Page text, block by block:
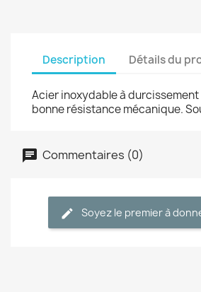
Description Détails du
Acier inoxydable à
bonne résistance mécanique.
Commentaires (0)
Soyez le premier à